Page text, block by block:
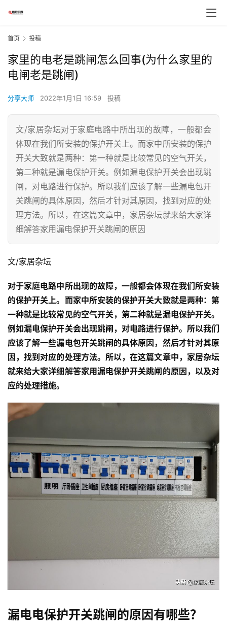
首页 投稿
家里的电老是跳闸怎么回事(为什么家里的
电闸老是跳闸)
分享大师 2022年1月1日 16:59 投稿
文/家居杂坛对于家庭电路中所出现的故障，一般都会
体现在我们所安装的保护开关上。而家中所安装的保护
开关大致就是两种：第一种就是比较常见的空气开关，
第二种就是漏电保护开关。例如漏电保护开关会出现跳
闸，对电路进行保护。所以我们应该了解一些漏电包开
关跳闸的具体原因，然后才针对其原因，找到对应的处
理方法。所以，在这篇文章中，家居杂坛就来给大家详
细解答家用漏电保护开关跳闸的原因
文/家居杂坛
对于家庭电路中所出现的故障，一般都会体现在我们所安装
的保护开关上。而家中所安装的保护开关大致就是两种：第
一种就是比较常见的空气开关，第二种就是漏电保护开关。
例如漏电保护开关会出现跳闸，对电路进行保护。所以我们
应该了解一些漏电包开关跳闸的具体原因，然后才针对其原
因，找到对应的处理方法。所以，在这篇文章中，家居杂坛
就来给大家详细解答家用漏电保护开关跳闸的原因，以及对
应的处理措施。
漏电电保护开关跳闸的原因有哪些？